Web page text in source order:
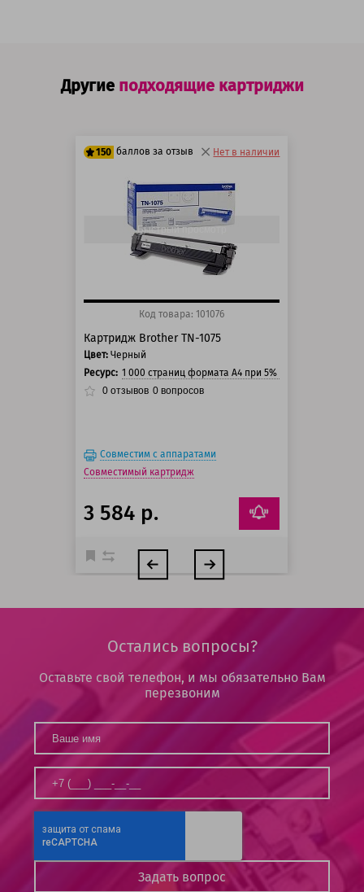
Другие подходящие картриджи
150 баллов за отзыв
125 баллов
150 баллов
Нет в наличии
Быстрый просмотр
Код товара: 101076
Картридж Brother TN-1075
Цвет: Черный
Ресурс: 1 000 страниц формата А4 при 5% заполнении
0 отзывов 0 вопросов
Совместим с аппаратами
Совместимый картридж
3 584 р.
Остались вопросы?
Оставьте свой телефон, и мы обязательно Вам
перезвоним